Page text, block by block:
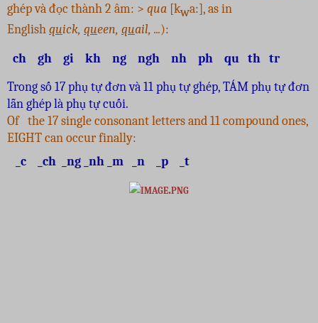
ghép và đọc thành 2 âm: > qua [kwa:], as in
Englishquick, queen, quail, ...):
ch gh gi kh ng ngh nh ph qu th tr
Trong số 17 phụ tự đơn và 11 phụ tự ghép, TÁM phụ tự đơn
lẫn ghép là phụ tự cuối.
Of the 17 single consonant letters and 11 compound ones,
EIGHT can occur finally:
_c
_ch _ng _nh _m _n _p _t